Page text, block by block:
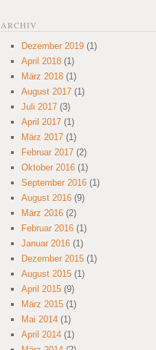
ARCHIV
Dezember 2019 (1)
April 2018 (1)
März 2018 (1)
August 2017 (1)
Juli 2017 (3)
April 2017 (1)
März 2017 (1)
Februar 2017 (2)
Oktober 2016 (1)
September 2016 (1)
August 2016 (9)
März 2016 (2)
Februar 2016 (1)
Januar 2016 (1)
Dezember 2015 (1)
August 2015 (1)
April 2015 (9)
März 2015 (1)
Mai 2014 (1)
April 2014 (1)